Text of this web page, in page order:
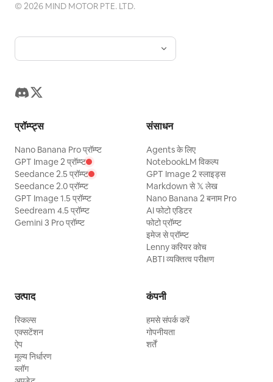
©2026 MIND MOTOR PTE. LTD.
प्रॉम्प्ट्स
Nano Banana Pro प्रॉम्प्ट
GPT Image 2 प्रॉम्प्ट
Seedance 2.5 प्रॉम्प्ट
Seedance 2.0 प्रॉम्प्ट
GPT Image 1.5 प्रॉम्प्ट
Seedream 4.5 प्रॉम्प्ट
Gemini 3 Pro प्रॉम्प्ट
संसाधन
Agents के लिए
NotebookLM विकल्प
GPT Image 2 स्लाइड्स
Markdown से 𝕏 लेख
Nano Banana 2 बनाम Pro
AI फोटो एडिटर
फोटो प्रॉम्प्ट
इमेज से प्रॉम्प्ट
Lenny करियर कोच
ABTI व्यक्तित्व परीक्षण
उत्पाद
स्किल्स
एक्सटेंशन
ऐप
मूल्य निर्धारण
ब्लॉग
कंपनी
हमसे संपर्क करें
गोपनीयता
शर्तें